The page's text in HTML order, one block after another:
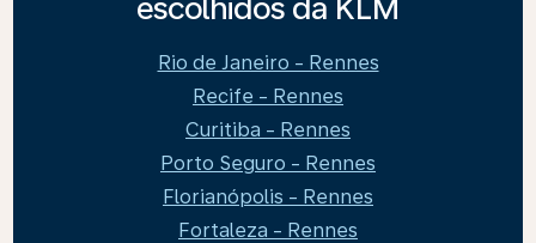
escolhidos da KLM
Rio de Janeiro - Rennes
Recife - Rennes
Curitiba - Rennes
Porto Seguro - Rennes
Florianópolis - Rennes
Fortaleza - Rennes